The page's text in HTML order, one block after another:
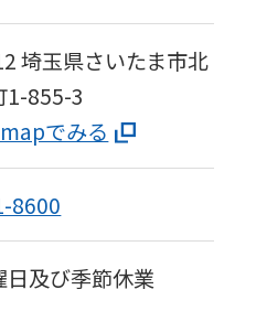
埼玉県さいたま市北
1-855-3
でみる
8600
日及び季節休業
Click
the
link
below
automatic
to